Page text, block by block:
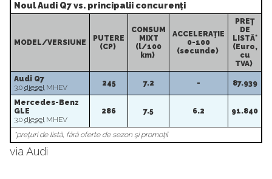
Noul Audi Q7 vs. principalii concurenți
MODEL/VERSIUNE
PUTERE
(CP)
CONSUM
MIXT
(l/100
km)
ACCELERAŢIE
0-100
(secunde)
PREŢ
DE
LISTĂ*
(Euro,
cu
TVA)
Audi Q7
3.0 dieselMHEV 245 7.2 - 87.939
Mercedes-Benz
GLE
3.0 dieselMHEV
286 7.5 6.2 91.840
*preţuri de listă, fără oferte de sezon şi promoţii
via Audi